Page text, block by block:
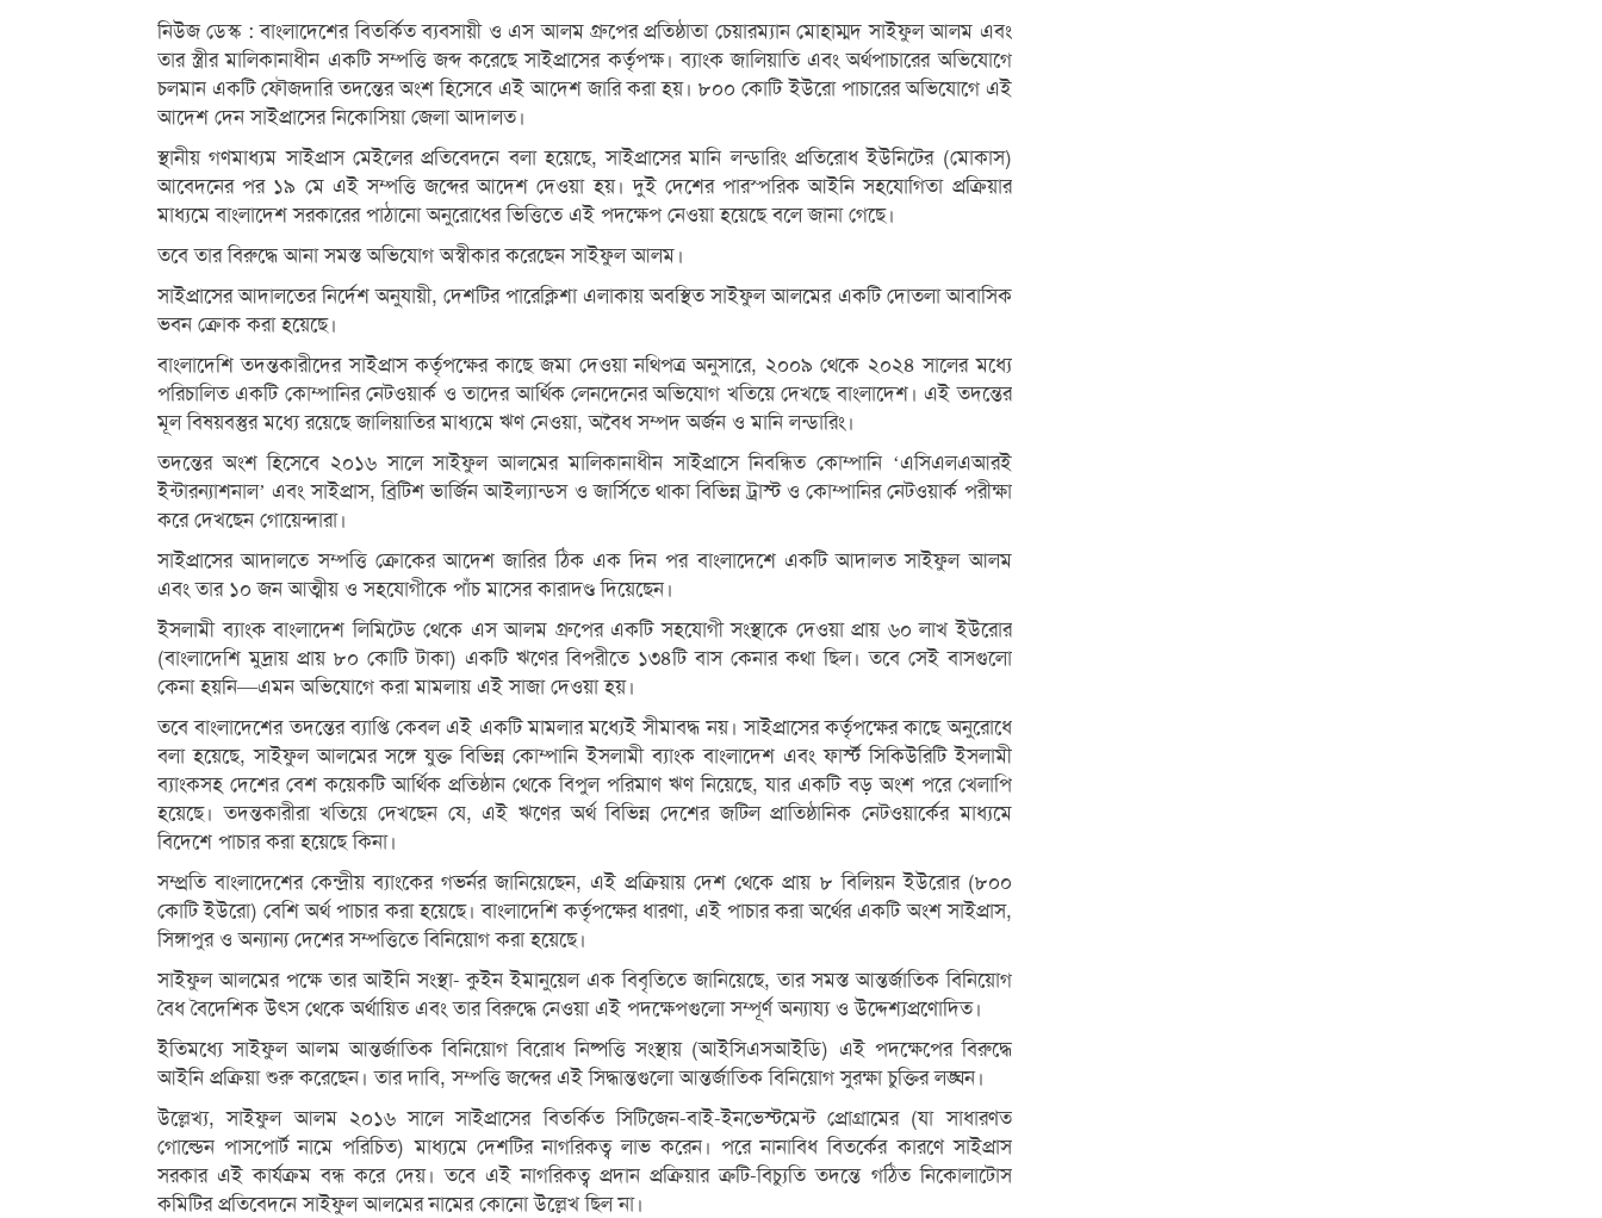
নিউজ ডেস্ক : বাংলাদেশের বিতর্কিত ব্যবসায়ী ও এস আলম গ্রুপের প্রতিষ্ঠাতা চেয়ারম্যান মোহাম্মদ সাইফুল আলম এবং
তার স্ত্রীর মালিকানাধীন একটি সম্পত্তি জব্দ করেছে সাইপ্রাসের কর্তৃপক্ষ। ব্যাংক জালিয়াতি এবং অর্থপাচারের অভিযোগে
চলমান একটি ফৌজদারি তদন্তের অংশ হিসেবে এই আদেশ জারি করা হয়। ৮০০ কোটি ইউরো পাচারের অভিযোগে এই
আদেশ দেন সাইপ্রাসের নিকোসিয়া জেলা আদালত।
স্থানীয় গণমাধ্যম সাইপ্রাস মেইলের প্রতিবেদনে বলা হয়েছে, সাইপ্রাসের মানি লন্ডারিং প্রতিরোধ ইউনিটের (মোকাস)
আবেদনের পর ১৯ মে এই সম্পত্তি জব্দের আদেশ দেওয়া হয়। দুই দেশের পারস্পরিক আইনি সহযোগিতা প্রক্রিয়ার
মাধ্যমে বাংলাদেশ সরকারের পাঠানো অনুরোধের ভিত্তিতে এই পদক্ষেপ নেওয়া হয়েছে বলে জানা গেছে।
তবে তার বিরুদ্ধে আনা সমস্ত অভিযোগ অস্বীকার করেছেন সাইফুল আলম।
সাইপ্রাসের আদালতের নির্দেশ অনুযায়ী, দেশটির পারেক্লিশা এলাকায় অবস্থিত সাইফুল আলমের একটি দোতলা আবাসিক
ভবন ক্রোক করা হয়েছে।
বাংলাদেশি তদন্তকারীদের সাইপ্রাস কর্তৃপক্ষের কাছে জমা দেওয়া নথিপত্র অনুসারে, ২০০৯ থেকে ২০২৪ সালের মধ্যে
পরিচালিত একটি কোম্পানির নেটওয়ার্ক ও তাদের আর্থিক লেনদেনের অভিযোগ খতিয়ে দেখছে বাংলাদেশ। এই তদন্তের
মূল বিষয়বস্তুর মধ্যে রয়েছে জালিয়াতির মাধ্যমে ঋণ নেওয়া, অবৈধ সম্পদ অর্জন ও মানি লন্ডারিং।
তদন্তের অংশ হিসেবে ২০১৬ সালে সাইফুল আলমের মালিকানাধীন সাইপ্রাসে নিবন্ধিত কোম্পানি ‌‘এসিএলএআরই
ইন্টারন্যাশনাল’ এবং সাইপ্রাস, ব্রিটিশ ভার্জিন আইল্যান্ডস ও জার্সিতে থাকা বিভিন্ন ট্রাস্ট ও কোম্পানির নেটওয়ার্ক পরীক্ষা
করে দেখছেন গোয়েন্দারা।
সাইপ্রাসের আদালতে সম্পত্তি ক্রোকের আদেশ জারির ঠিক এক দিন পর বাংলাদেশে একটি আদালত সাইফুল আলম
এবং তার ১০ জন আত্মীয় ও সহযোগীকে পাঁচ মাসের কারাদণ্ড দিয়েছেন।
ইসলামী ব্যাংক বাংলাদেশ লিমিটেড থেকে এস আলম গ্রুপের একটি সহযোগী সংস্থাকে দেওয়া প্রায় ৬০ লাখ ইউরোর
(বাংলাদেশি মুদ্রায় প্রায় ৮০ কোটি টাকা) একটি ঋণের বিপরীতে ১৩৪টি বাস কেনার কথা ছিল। তবে সেই বাসগুলো
কেনা হয়নি—এমন অভিযোগে করা মামলায় এই সাজা দেওয়া হয়।
তবে বাংলাদেশের তদন্তের ব্যাপ্তি কেবল এই একটি মামলার মধ্যেই সীমাবদ্ধ নয়। সাইপ্রাসের কর্তৃপক্ষের কাছে অনুরোধে
বলা হয়েছে, সাইফুল আলমের সঙ্গে যুক্ত বিভিন্ন কোম্পানি ইসলামী ব্যাংক বাংলাদেশ এবং ফার্স্ট সিকিউরিটি ইসলামী
ব্যাংকসহ দেশের বেশ কয়েকটি আর্থিক প্রতিষ্ঠান থেকে বিপুল পরিমাণ ঋণ নিয়েছে, যার একটি বড় অংশ পরে খেলাপি
হয়েছে। তদন্তকারীরা খতিয়ে দেখছেন যে, এই ঋণের অর্থ বিভিন্ন দেশের জটিল প্রাতিষ্ঠানিক নেটওয়ার্কের মাধ্যমে
বিদেশে পাচার করা হয়েছে কিনা।
সম্প্রতি বাংলাদেশের কেন্দ্রীয় ব্যাংকের গভর্নর জানিয়েছেন, এই প্রক্রিয়ায় দেশ থেকে প্রায় ৮ বিলিয়ন ইউরোর (৮০০
কোটি ইউরো) বেশি অর্থ পাচার করা হয়েছে। বাংলাদেশি কর্তৃপক্ষের ধারণা, এই পাচার করা অর্থের একটি অংশ সাইপ্রাস,
সিঙ্গাপুর ও অন্যান্য দেশের সম্পত্তিতে বিনিয়োগ করা হয়েছে।
সাইফুল আলমের পক্ষে তার আইনি সংস্থা- কুইন ইমানুয়েল এক বিবৃতিতে জানিয়েছে, তার সমস্ত আন্তর্জাতিক বিনিয়োগ
বৈধ বৈদেশিক উৎস থেকে অর্থায়িত এবং তার বিরুদ্ধে নেওয়া এই পদক্ষেপগুলো সম্পূর্ণ অন্যায্য ও উদ্দেশ্যপ্রণোদিত।
ইতিমধ্যে সাইফুল আলম আন্তর্জাতিক বিনিয়োগ বিরোধ নিষ্পত্তি সংস্থায় (আইসিএসআইডি) এই পদক্ষেপের বিরুদ্ধে
আইনি প্রক্রিয়া শুরু করেছেন। তার দাবি, সম্পত্তি জব্দের এই সিদ্ধান্তগুলো আন্তর্জাতিক বিনিয়োগ সুরক্ষা চুক্তির লঙ্ঘন।
উল্লেখ্য, সাইফুল আলম ২০১৬ সালে সাইপ্রাসের বিতর্কিত সিটিজেন-বাই-ইনভেস্টমেন্ট প্রোগ্রামের (যা সাধারণত
গোল্ডেন পাসপোর্ট নামে পরিচিত) মাধ্যমে দেশটির নাগরিকত্ব লাভ করেন। পরে নানাবিধ বিতর্কের কারণে সাইপ্রাস
সরকার এই কার্যক্রম বন্ধ করে দেয়। তবে এই নাগরিকত্ব প্রদান প্রক্রিয়ার ত্রুটি-বিচ্যুতি তদন্তে গঠিত নিকোলাটোস
কমিটির প্রতিবেদনে সাইফুল আলমের নামের কোনো উল্লেখ ছিল না।